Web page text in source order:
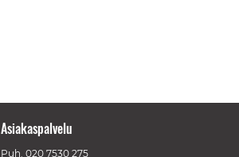
Asiakaspalvelu
Puh. 020 7530 275